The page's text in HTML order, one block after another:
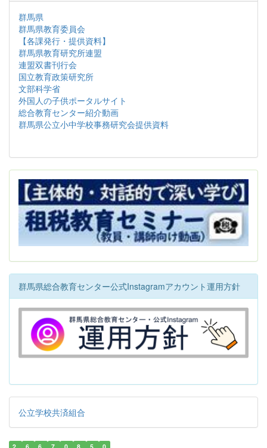
群馬県
群馬県教育委員会
【各課発行・提供資料】
群馬県教育研究所連盟
連盟双書刊行会
国立教育政策研究所
文部科学省
外国人の子供ポータルサイト
総合教育センター紹介動画
群馬県公立小中学校事務研究会提供資料
群馬県総合教育センター公式Instagramアカウント運用方針
公立学校共済組合